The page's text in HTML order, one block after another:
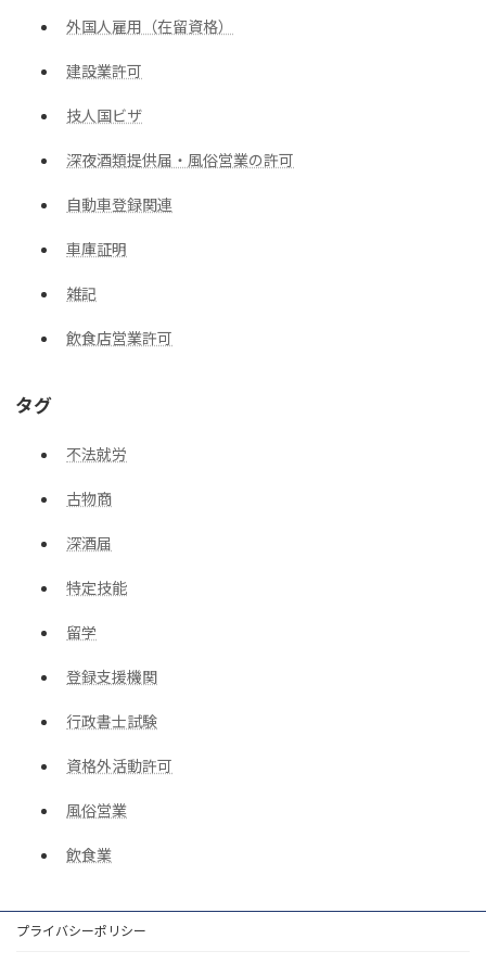
外国人雇用（在留資格）
建設業許可
技人国ビザ
深夜酒類提供届・風俗営業の許可
自動車登録関連
車庫証明
雑記
飲食店営業許可
タグ
不法就労
古物商
深酒届
特定技能
留学
登録支援機関
行政書士試験
資格外活動許可
風俗営業
飲食業
プライバシーポリシー